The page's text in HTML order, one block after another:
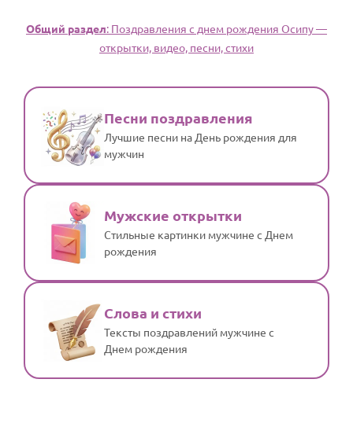
Общий раздел: Поздравления с днем рождения Осипу —
открытки, видео, песни, стихи
Песни поздравления
Лучшие песни на День рождения для
мужчин
Мужские открытки
Стильные картинки мужчине с Днем
рождения
Слова и стихи
Тексты поздравлений мужчине с
Днем рождения